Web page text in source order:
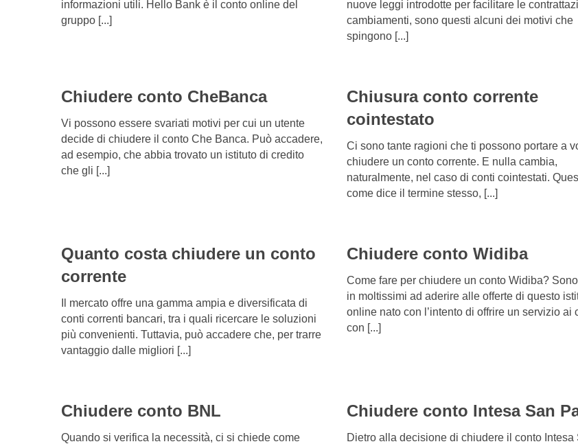
informazioni utili. Hello Bank è il conto online del
gruppo [...]
nuove leggi introdotte per facilitare le
cambiamenti, sono questi alcuni dei motivi che
spingono [...]
Chiudere conto CheBanca
Vi possono essere svariati motivi per cui un utente
decide di chiudere il conto Che Banca. Può accadere,
ad esempio, che abbia trovato un istituto di credito
che gli [...]
Chiusura conto corrente
cointestato
Ci sono tante ragioni che ti possono portare a
chiudere un conto corrente. E nulla cambia,
naturalmente, nel caso di conti cointestati.
come dice il termine stesso, [...]
Quanto costa chiudere un conto
corrente
Il mercato offre una gamma ampia e diversificata di
conti correnti bancari, tra i quali ricercare le soluzioni
più convenienti. Tuttavia, può accadere che, per trarre
vantaggio dalle migliori [...]
Chiudere conto Widiba
Come fare per chiudere un conto Widiba?
in moltissimi ad aderire alle offerte di questo
online nato con l’intento di offrire un servizio ai
con [...]
Chiudere conto BNL
Quando si verifica la necessità, ci si chiede come
Chiudere conto Intesa San
Dietro alla decisione di chiudere il conto Intesa